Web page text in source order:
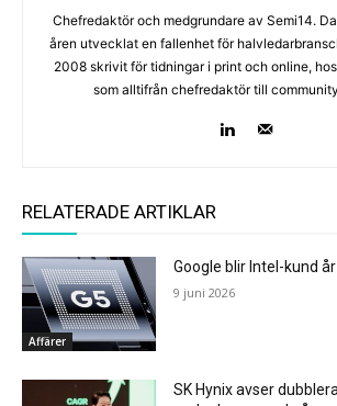
Chefredaktör och medgrundare av Semi14.
åren utvecklat en fallenhet för
2008 skrivit för tidningar i print och online,
som alltifrån chefredaktör till
RELATERADE ARTIKLAR
Affärer
Google blir Intel-kund
9 juni 2026
SK Hynix avser